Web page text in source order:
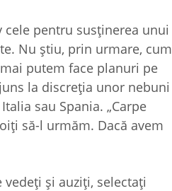
pentru susţinerea unui
Nu ştiu, prin urmare, cum
putem face planuri pe
la discreţia unor nebuni
sau Spania. „Carpe
să-l urmăm. Dacă avem
şi auziţi, selectaţi